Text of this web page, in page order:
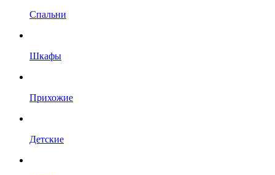
Спальни
Шкафы
Прихожие
Детские